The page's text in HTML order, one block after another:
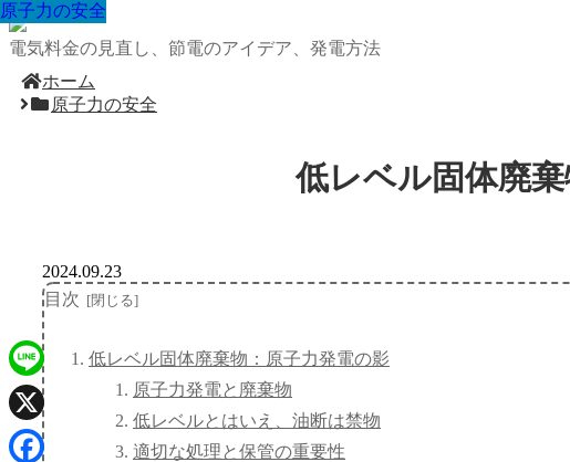
電気料金の見直し、節電のアイデア、発電方法
ホーム
原子力の安全
低レベル固体廃
原子力の安全
2024.09.23
目次
低レベル固体廃棄物：原子力発電の影
原子力発電と廃棄物
低レベルとはいえ、油断は禁物
適切な処理と保管の重要性
原子力の安全
原子力の安全
原子力の安全
原子力の安全
原子力の安全
原子力の安全
原子力の安全
原子力の安全
Line
X